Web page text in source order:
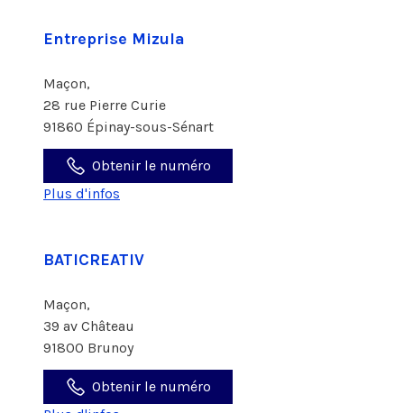
Entreprise Mizula
Maçon,
28 rue Pierre Curie
91860 Épinay-sous-Sénart
Obtenir le numéro
Plus d'infos
BATICREATIV
Maçon,
39 av Château
91800 Brunoy
Obtenir le numéro